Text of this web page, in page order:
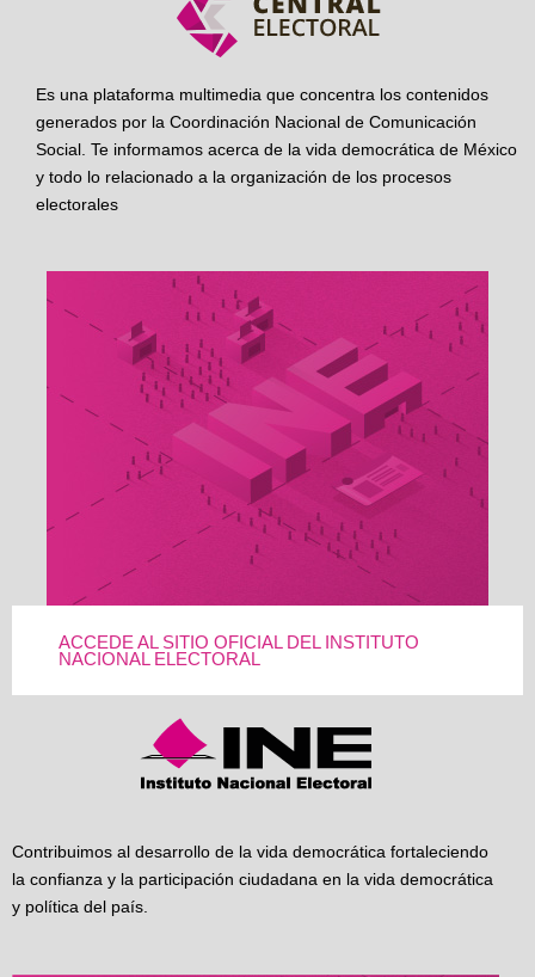
Es una plataforma multimedia que concentra los contenidos
generados por la Coordinación Nacional de Comunicación
Social. Te informamos acerca de la vida democrática de México
y todo lo relacionado a la organización de los procesos
electorales
ACCEDE AL SITIO OFICIAL DEL INSTITUTO
NACIONAL ELECTORAL
Contribuimos al desarrollo de la vida democrática fortaleciendo
la confianza y la participación ciudadana en la vida democrática
y política del país.